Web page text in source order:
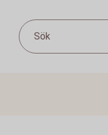
Sök